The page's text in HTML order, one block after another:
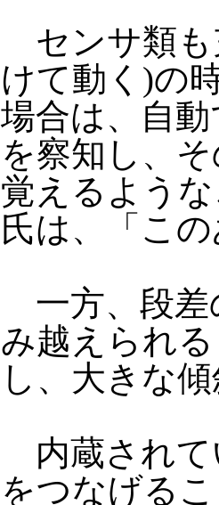
センサ類も
けて動く)の
場合は、自
を察知し、
覚えるよう
氏は、「こ
一方、段差
み越えられ
し、大きな
内蔵されて
をつなげる